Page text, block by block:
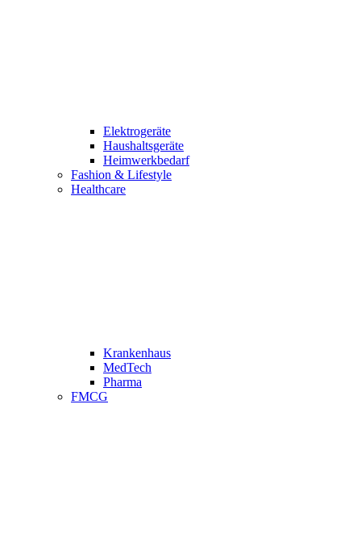
Elektrogeräte
Haushaltsgeräte
Heimwerkbedarf
Fashion & Lifestyle
Healthcare
Krankenhaus
MedTech
Pharma
FMCG